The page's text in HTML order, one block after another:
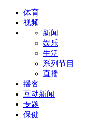
体育
视频
新闻
娱乐
生活
系列节目
直播
播客
互动新闻
专题
保健